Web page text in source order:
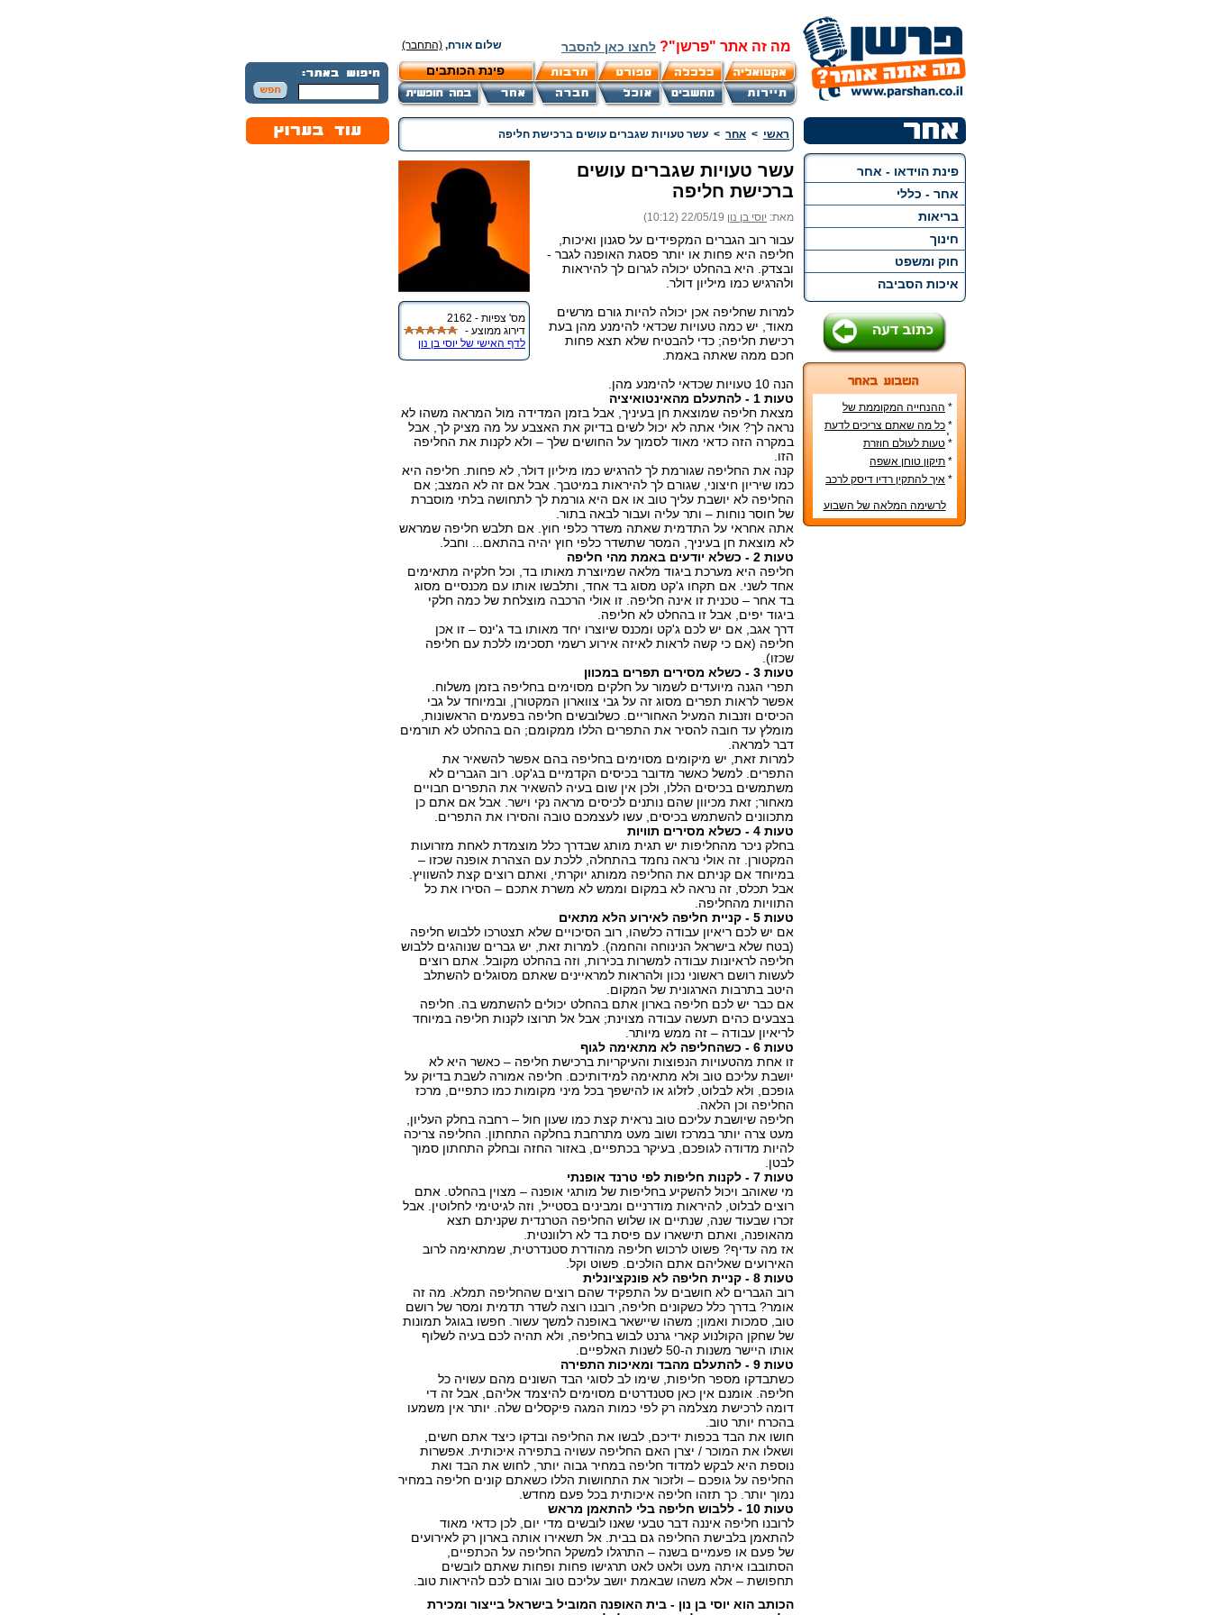
מה זה אתר "פרשן"? לחצו כאן להסבר שלום אורח, (התחבר)
פינת הכותבים
פינת הוידאו - אחר
אחר - כללי
בריאות
חינוך
חוק ומשפט
איכות הסביבה
* ההנחייה המקוממת של
משרד החינוך
* כל מה שאתם צריכים לדעת
לפני קניית מטבח חדש
* טעות לעולם חוזרת
* תיקון טוחן אשפה
* איך להתקין רדיו דיסק לרכב
לרשימה המלאה של השבוע
ראשי > אחר > עשר טעויות שגברים עושים ברכישת חליפה
מס' צפיות - 2162
דירוג ממוצע -
לדף האישי של יוסי בן נון
עשר טעויות שגברים עושים
ברכישת חליפה
מאת: יוסי בן נון 22/05/19 (10:12)
עבור רוב הגברים המקפידים על סגנון ואיכות,
חליפה היא פחות או יותר פסגת האופנה לגבר -
ובצדק. היא בהחלט יכולה לגרום לך להיראות
ולהרגיש כמו מיליון דולר.
למרות שחליפה אכן יכולה להיות גורם מרשים
מאוד, יש כמה טעויות שכדאי להימנע מהן בעת
רכישת חליפה; כדי להבטיח שלא תצא פחות
חכם ממה שאתה באמת.
הנה 10 טעויות שכדאי להימנע מהן.
טעות 1 - להתעלם מהאינטואיציה
מצאת חליפה שמוצאת חן בעיניך, אבל בזמן המדידה מול המראה משהו לא
נראה לך? אולי אתה לא יכול לשים בדיוק את האצבע על מה מציק לך, אבל
במקרה הזה כדאי מאוד לסמוך על החושים שלך – ולא לקנות את החליפה
הזו.
קנה את החליפה שגורמת לך להרגיש כמו מיליון דולר, לא פחות. חליפה היא
כמו שיריון חיצוני, שגורם לך להיראות במיטבך. אבל אם זה לא המצב; אם
החליפה לא יושבת עליך טוב או אם היא גורמת לך לתחושה בלתי מוסברת
של חוסר נוחות – ותר עליה ועבור לבאה בתור.
אתה אחראי על התדמית שאתה משדר כלפי חוץ. אם תלבש חליפה שמראש
לא מוצאת חן בעיניך, המסר שתשדר כלפי חוץ יהיה בהתאם... וחבל.
טעות 2 - כשלא יודעים באמת מהי חליפה
חליפה היא מערכת ביגוד מלאה שמיוצרת מאותו בד, וכל חלקיה מתאימים
אחד לשני. אם תקחו ג'קט מסוג בד אחד, ותלבשו אותו עם מכנסיים מסוג
בד אחר – טכנית זו אינה חליפה. זו אולי הרכבה מוצלחת של כמה חלקי
ביגוד יפים, אבל זו בהחלט לא חליפה.
דרך אגב, אם יש לכם ג'קט ומכנס שיוצרו יחד מאותו בד ג'ינס – זו אכן
חליפה (אם כי קשה לראות לאיזה אירוע רשמי תסכימו ללכת עם חליפה
שכזו).
טעות 3 - כשלא מסירים תפרים במכוון
תפרי הגנה מיועדים לשמור על חלקים מסוימים בחליפה בזמן משלוח.
אפשר לראות תפרים מסוג זה על גבי צווארון המקטורן, ובמיוחד על גבי
הכיסים וזנבות המעיל האחוריים. כשלובשים חליפה בפעמים הראשונות,
מומלץ עד חובה להסיר את התפרים הללו ממקומם; הם בהחלט לא תורמים
דבר למראה.
למרות זאת, יש מיקומים מסוימים בחליפה בהם אפשר להשאיר את
התפרים. למשל כאשר מדובר בכיסים הקדמיים בג'קט. רוב הגברים לא
משתמשים בכיסים הללו, ולכן אין שום בעיה להשאיר את התפרים חבויים
מאחור; זאת מכיוון שהם נותנים לכיסים מראה נקי וישר. אבל אם אתם כן
מתכוונים להשתמש בכיסים, עשו לעצמכם טובה והסירו את התפרים.
טעות 4 - כשלא מסירים תוויות
בחלק ניכר מהחליפות יש תגית מותג שבדרך כלל מוצמדת לאחת מזרועות
המקטורן. זה אולי נראה נחמד בהתחלה, ללכת עם הצהרת אופנה שכזו –
במיוחד אם קניתם את החליפה ממותג יוקרתי, ואתם רוצים קצת להשוויץ.
אבל תכלס, זה נראה לא במקום וממש לא משרת אתכם – הסירו את כל
התוויות מהחליפה.
טעות 5 - קניית חליפה לאירוע הלא מתאים
אם יש לכם ריאיון עבודה כלשהו, רוב הסיכויים שלא תצטרכו ללבוש חליפה
(בטח שלא בישראל הנינוחה והחמה). למרות זאת, יש גברים שנוהגים ללבוש
חליפה לראיונות עבודה למשרות בכירות, וזה בהחלט מקובל. אתם רוצים
לעשות רושם ראשוני נכון ולהראות למראיינים שאתם מסוגלים להשתלב
היטב בתרבות הארגונית של המקום.
אם כבר יש לכם חליפה בארון אתם בהחלט יכולים להשתמש בה. חליפה
בצבעים כהים תעשה עבודה מצוינת; אבל אל תרוצו לקנות חליפה במיוחד
לריאיון עבודה – זה ממש מיותר.
טעות 6 - כשהחליפה לא מתאימה לגוף
זו אחת מהטעויות הנפוצות והעיקריות ברכישת חליפה – כאשר היא לא
יושבת עליכם טוב ולא מתאימה למידותיכם. חליפה אמורה לשבת בדיוק על
גופכם, ולא לבלוט, לזלוג או להישפך בכל מיני מקומות כמו כתפיים, מרכז
החליפה וכן הלאה.
חליפה שיושבת עליכם טוב נראית קצת כמו שעון חול – רחבה בחלק העליון,
מעט צרה יותר במרכז ושוב מעט מתרחבת בחלקה התחתון. החליפה צריכה
להיות מדודה לגופכם, בעיקר בכתפיים, באזור החזה ובחלק התחתון סמוך
לבטן.
טעות 7 - לקנות חליפות לפי טרנד אופנתי
מי שאוהב ויכול להשקיע בחליפות של מותגי אופנה – מצוין בהחלט. אתם
רוצים לבלוט, להיראות מודרניים ומבינים בסטייל, וזה לגיטימי לחלוטין. אבל
זכרו שבעוד שנה, שנתיים או שלוש החליפה הטרנדית שקניתם תצא
מהאופנה, ואתם תישארו עם פיסת בד לא רלוונטית.
אז מה עדיף? פשוט לרכוש חליפה מהודרת סטנדרטית, שמתאימה לרוב
האירועים שאליהם אתם הולכים. פשוט וקל.
טעות 8 - קניית חליפה לא פונקציונלית
רוב הגברים לא חושבים על התפקיד שהם רוצים שהחליפה תמלא. מה זה
אומר? בדרך כלל כשקונים חליפה, רובנו רוצה לשדר תדמית ומסר של רושם
טוב, סמכות ואמון; משהו שיישאר באופנה למשך עשור. חפשו בגוגל תמונות
של שחקן הקולנוע קארי גרנט לבוש בחליפה, ולא תהיה לכם בעיה לשלוף
אותו היישר משנות ה-50 לשנות האלפיים.
טעות 9 - להתעלם מהבד ומאיכות התפירה
כשתבדקו מספר חליפות, שימו לב לסוגי הבד השונים מהם עשויה כל
חליפה. אומנם אין כאן סטנדרטים מסוימים להיצמד אליהם, אבל זה די
דומה לרכישת מצלמה רק לפי כמות המגה פיקסלים שלה. יותר אין משמעו
בהכרח יותר טוב.
חושו את הבד בכפות ידיכם, לבשו את החליפה ובדקו כיצד אתם חשים,
ושאלו את המוכר / יצרן האם החליפה עשויה בתפירה איכותית. אפשרות
נוספת היא לבקש למדוד חליפה במחיר גבוה יותר, לחוש את הבד ואת
החליפה על גופכם – ולזכור את התחושות הללו כשאתם קונים חליפה במחיר
נמוך יותר. כך תזהו חליפה איכותית בכל פעם מחדש.
טעות 10 - ללבוש חליפה בלי להתאמן מראש
לרובנו חליפה איננה דבר טבעי שאנו לובשים מדי יום, לכן כדאי מאוד
להתאמן בלבישת החליפה גם בבית. אל תשאירו אותה בארון רק לאירועים
של פעם או פעמיים בשנה – התרגלו למשקל החליפה על הכתפיים,
הסתובבו איתה מעט ולאט לאט תרגישו פחות ופחות שאתם לובשים
תחפושת – אלא משהו שבאמת יושב עליכם טוב וגורם לכם להיראות טוב.
הכותב הוא יוסי בן נון - בית האופנה המוביל בישראל בייצור ומכירת